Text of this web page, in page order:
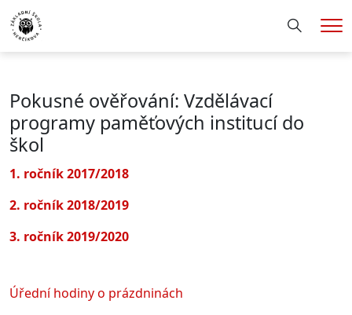
Hledání
Pokusné ověřování: Vzdělávací
programy paměťových institucí do
škol
1. ročník 2017/2018
2. ročník 2018/2019
3. ročník 2019/2020
Úřední hodiny o prázdninách